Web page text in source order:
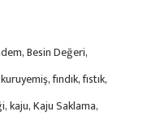
Besin Değeri
fındık fıstık
kaju Kaju Saklama